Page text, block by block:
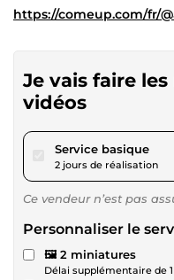
https://comeup.com/fr/
Je vais faire
vidéos
Service basiquepour
2 jours de réalisation
Ce vendeur n’est pas
Personnaliser le
🖼️ 2 miniatures
Délai supplémentaire de